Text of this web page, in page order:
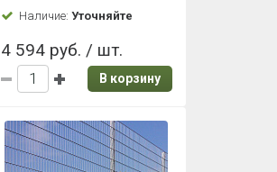
Наличие: Уточняйте
4 594 руб. / шт.
В корзину